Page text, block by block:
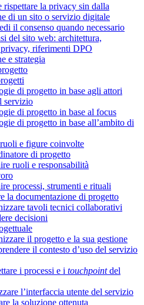
rispettare la privacy sin dalla
di un sito o servizio digitale
il consenso quando necessario
del sito web: architettura,
riferimenti DPO
e strategia
di progetto in base agli attori
servizio
di progetto in base al focus
di progetto in base all’ambito di
e figure coinvolte
di progetto
ruoli e responsabilità
processi, strumenti e rituali
la documentazione di progetto
tavoli tecnici collaborativi
decisioni
il progetto e la sua gestione
il contesto d’uso del servizio
i processi e i touchpointdel
l’interfaccia utente del servizio
la soluzione ottenuta